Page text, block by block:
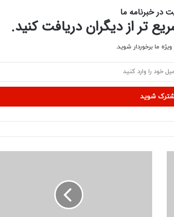
در خبرنامه ما
تر از دیگران دریافت کنید.
ما برخوردار شوید.